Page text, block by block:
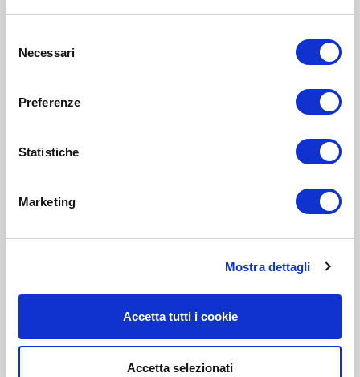
delNecessari
Preferenze
Statistiche
Marketing
Mostra dettagli
Accetta tutti i cookie
Accetta selezionati